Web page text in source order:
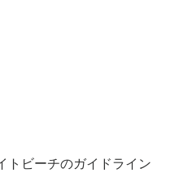
トビーチのガイドライン